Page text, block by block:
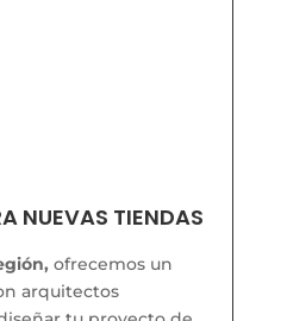
NUEVAS TIENDAS
ofrecemos un
arquitectos